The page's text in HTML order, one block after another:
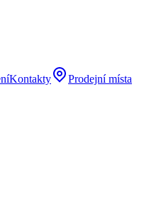
Kontakty Prodejní místa